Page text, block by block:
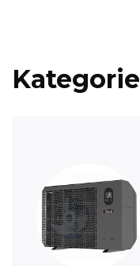
Kategorie